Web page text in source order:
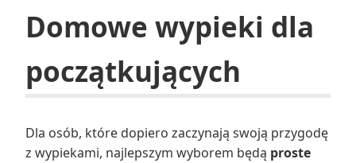
Domowe wypieki dla
początkujących
Dla osób, które dopiero zaczynają swoją przygodę
z wypiekami, najlepszym wyborem będą proste